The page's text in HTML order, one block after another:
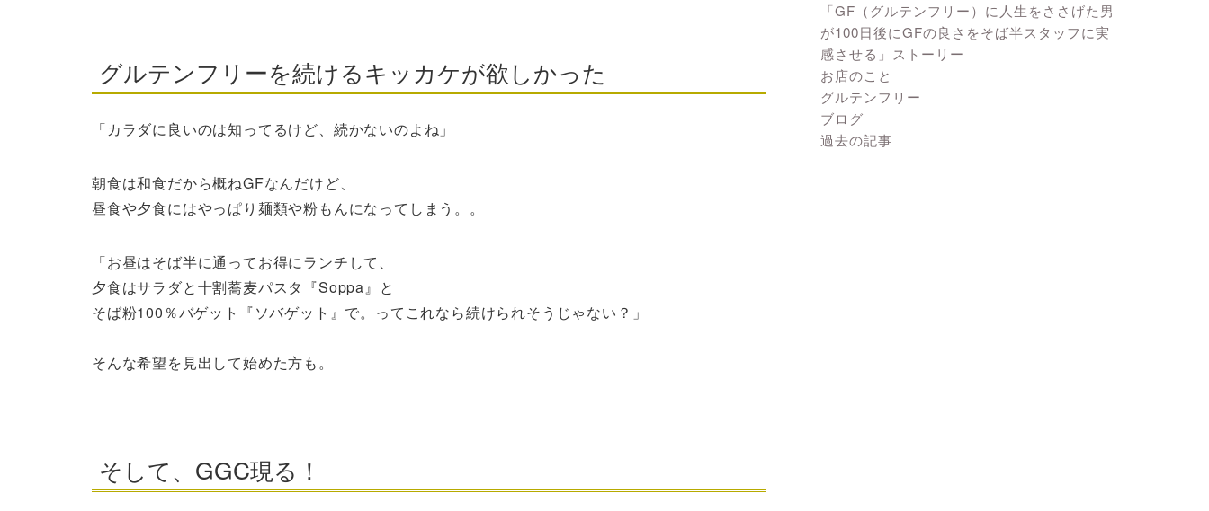
グルテンフリーを続けるキッカケが欲しかった
「カラダに良いのは知ってるけど、続かないのよね」
朝食は和食だから概ねGFなんだけど、
昼食や夕食にはやっぱり麺類や粉もんになってしまう。。
「お昼はそば半に通ってお得にランチして、
夕食はサラダと十割蕎麦パスタ『Soppa』と
そば粉100％バゲット『ソバゲット』で。ってこれなら続けられそうじゃない？」
そんな希望を見出して始めた方も。
そして、GGC現る！
「GF（グルテンフリー）に人生をささげた男
が100日後にGFの良さをそば半スタッフに実
感させる」ストーリー
お店のこと
グルテンフリー
ブログ
過去の記事